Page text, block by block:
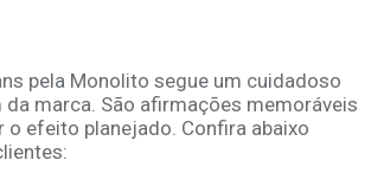
pela Monolito segue um cuidadoso
marca. São afirmações memoráveis
efeito planejado. Confira abaixo